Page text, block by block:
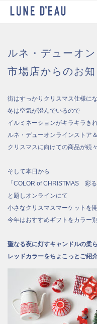
ルネ・デューオ
市場店からのお
街はすっかりクリスマス仕様に
冬は空気が澄んでいるので
イルミネーションがキラキラき
ルネ・デューオンラインストア
クリスマスに向けての商品が続
そして本日から
「COLOR of CHRISTMAS 彩る
と題しオンラインにて
小さなクリスマスマーケットを
今年はおすすめギフトをカラー
聖なる夜に灯すキャンドルの柔
レッドカラーをちょこっとご紹